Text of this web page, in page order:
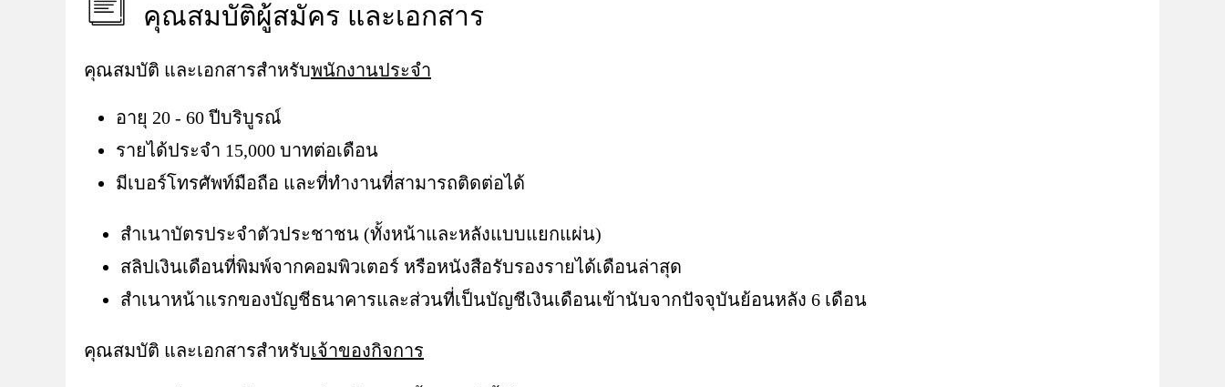
คุณสมบัติผู้สมัคร และเอกสาร
คุณสมบัติ และเอกสารสำหรับพนักงานประจำ
อายุ 20 - 60 ปีบริบูรณ์
รายได้ประจำ 15,000 บาทต่อเดือน
มีเบอร์โทรศัพท์มือถือ และที่ทำงานที่สามารถติดต่อได้
สำเนาบัตรประจำตัวประชาชน (ทั้งหน้าและหลังแบบแยกแผ่น)
สลิปเงินเดือนที่พิมพ์จากคอมพิวเตอร์ หรือหนังสือรับรองรายได้เดือนล่าสุด
สำเนาหน้าแรกของบัญชีธนาคารและส่วนที่เป็นบัญชีเงินเดือนเข้านับจากปัจจุบันย้อนหลัง 6 เดือน
คุณสมบัติ และเอกสารสำหรับเจ้าของกิจการ